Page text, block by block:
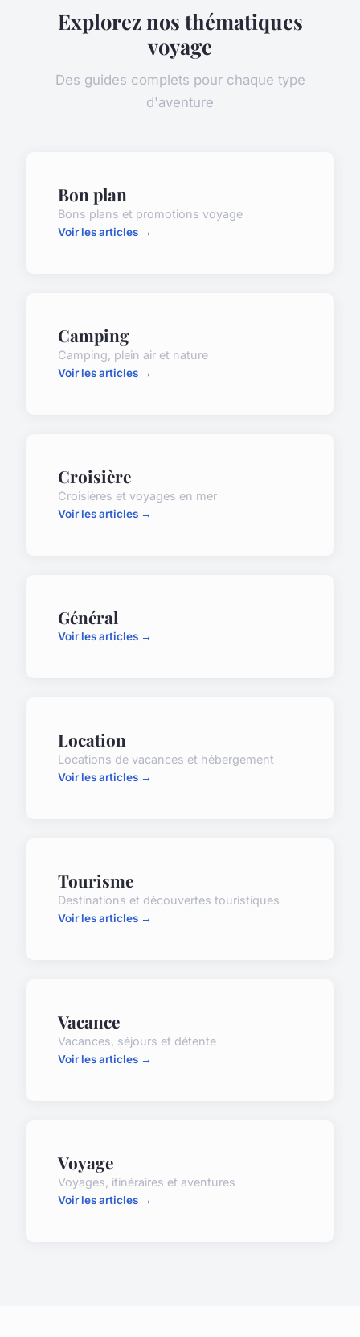
Explorez nos thématiques
voyage
Des guides complets pour chaque type
d'aventure
Bon plan
Bons plans et promotions voyage
Voir les articles →
Camping
Camping, plein air et nature
Voir les articles →
Croisière
Croisières et voyages en mer
Voir les articles →
Général
Voir les articles →
Location
Locations de vacances et hébergement
Voir les articles →
Tourisme
Destinations et découvertes touristiques
Voir les articles →
Vacance
Vacances, séjours et détente
Voir les articles →
Voyage
Voyages, itinéraires et aventures
Voir les articles →